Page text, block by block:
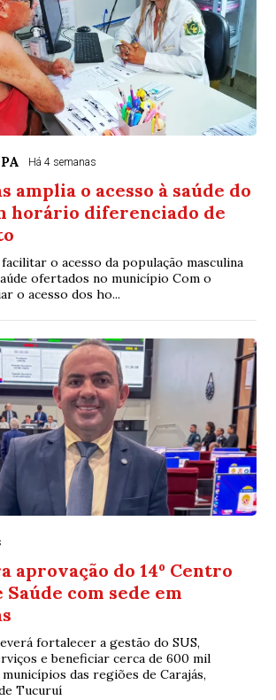
Há 4 semanas
amplia o acesso à saúde do
horário diferenciado de
o acesso da população masculina
ofertados no município Com o
o acesso dos ho...
aprovação do 14º Centro
Saúde com sede em
fortalecer a gestão do SUS,
e beneficiar cerca de 600 mil
das regiões de Carajás,
Tucuruí